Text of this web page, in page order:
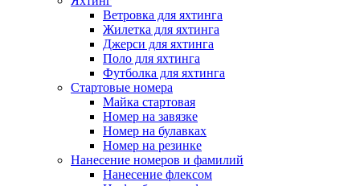
Ветровка для яхтинга
Жилетка для яхтинга
Джерси для яхтинга
Поло для яхтинга
Футболка для яхтинга
Стартовые номера
Майка стартовая
Номер на завязке
Номер на булавках
Номер на резинке
Нанесение номеров и фамилий
Нанесение флексом